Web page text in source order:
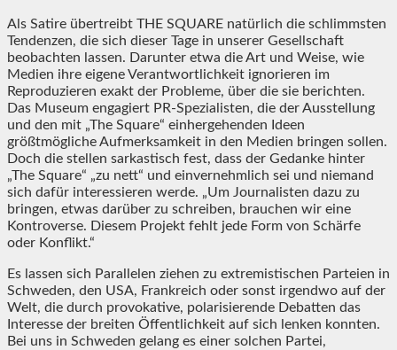
Als Satire übertreibt THE SQUARE natürlich die schlimmsten
Tendenzen, die sich dieser Tage in unserer Gesellschaft
beobachten lassen. Darunter etwa die Art und Weise, wie
Medien ihre eigene Verantwortlichkeit ignorieren im
Reproduzieren exakt der Probleme, über die sie berichten.
Das Museum engagiert PR-Spezialisten, die der Ausstellung
und den mit „The Square“ einhergehenden Ideen
größtmögliche Aufmerksamkeit in den Medien bringen sollen.
Doch die stellen sarkastisch fest, dass der Gedanke hinter
„The Square“ „zu nett“ und einvernehmlich sei und niemand
sich dafür interessieren werde. „Um Journalisten dazu zu
bringen, etwas darüber zu schreiben, brauchen wir eine
Kontroverse. Diesem Projekt fehlt jede Form von Schärfe
oder Konflikt.“
Es lassen sich Parallelen ziehen zu extremistischen Parteien in
Schweden, den USA, Frankreich oder sonst irgendwo auf der
Welt, die durch provokative, polarisierende Debatten das
Interesse der breiten Öffentlichkeit auf sich lenken konnten.
Bei uns in Schweden gelang es einer solchen Partei,